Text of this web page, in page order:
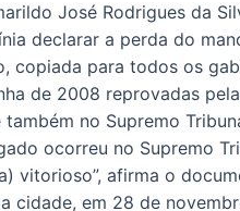
José Rodrigues da
declarar a perda do
copiada para todos os
de 2008 reprovadas
no Supremo
ocorreu no Supremo
vitorioso”, afirma o
cidade, em 28 de